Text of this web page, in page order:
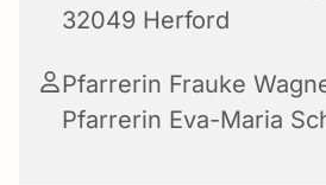
32049 Herford
Pfarrerin Frauke
Pfarrerin Eva-Maria